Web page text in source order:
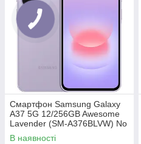
Смартфон Samsung Galaxy
A37 5G 12/256GB Awesome
Lavender (SM-A376BLVW) No
Adapter MY
В наявності